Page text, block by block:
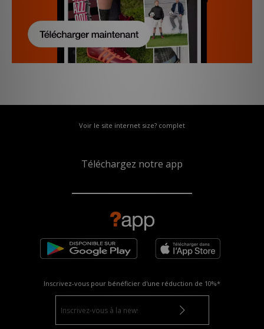
Voir le site internet size? complet
Téléchargez notre app
Inscrivez-vous pour bénéficier d'une réduction de 10%*